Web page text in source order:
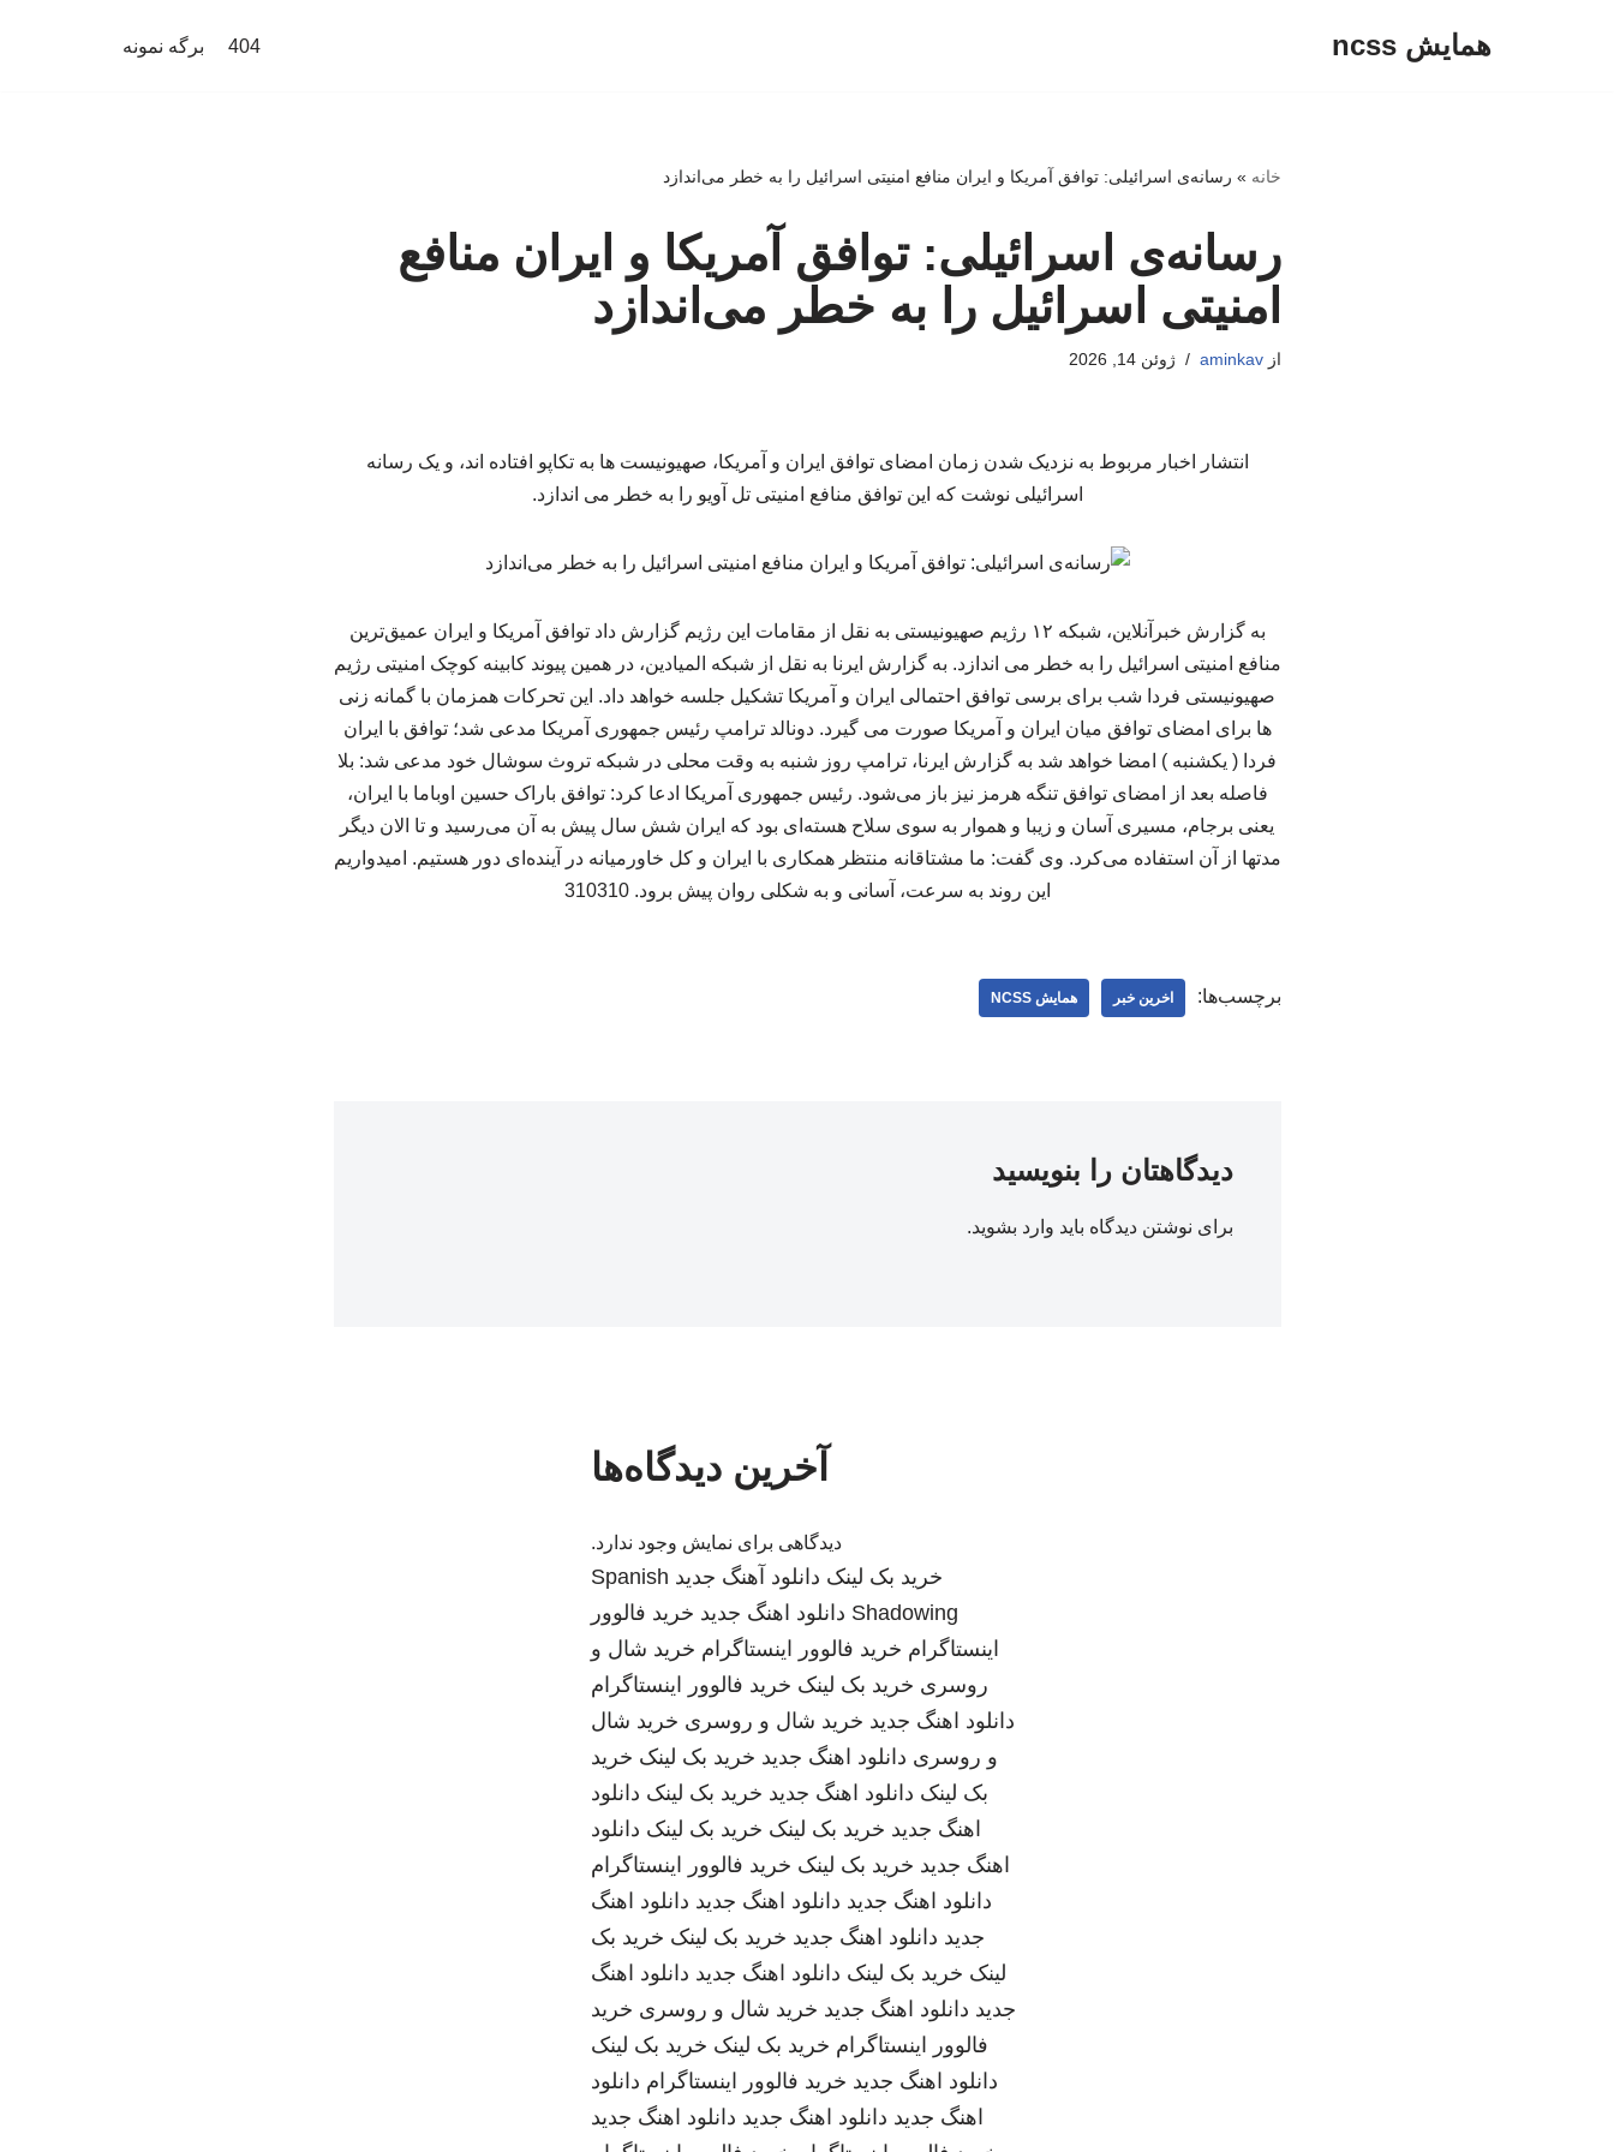
همایش ncss 404 برگه نمونه
خانه » رسانه‌ی اسرائیلی: توافق آمریکا و ایران منافع امنیتی اسرائیل را به خطر می‌اندازد
رسانه‌ی اسرائیلی: توافق آمریکا و ایران منافع
امنیتی اسرائیل را به خطر می‌اندازد
ازaminkav ژوئن 14, 2026
انتشار اخبار مربوط به نزدیک شدن زمان امضای توافق ایران و آمریکا، صهیونیست ها به تکاپو افتاده اند، و یک رسانه
اسرائیلی نوشت که این توافق منافع امنیتی تل آویو را به خطر می اندازد.
به گزارش خبرآنلاین، شبکه ۱۲ رژیم صهیونیستی به نقل از مقامات این رژیم گزارش داد توافق آمریکا و ایران عمیق‌ترین
منافع امنیتی اسرائیل را به خطر می اندازد. به گزارش ایرنا به نقل از شبکه المیادین، در همین پیوند کابینه کوچک امنیتی رژیم
صهیونیستی فردا شب برای برسی توافق احتمالی ایران و آمریکا تشکیل جلسه خواهد داد. این تحرکات همزمان با گمانه زنی
ها برای امضای توافق میان ایران و آمریکا صورت می گیرد. دونالد ترامپ رئیس جمهوری آمریکا مدعی شد؛ توافق با ایران
فردا ( یکشنبه ) امضا خواهد شد به گزارش ایرنا، ترامپ روز شنبه به وقت محلی در شبکه تروث سوشال خود مدعی شد: بلا
فاصله بعد از امضای توافق تنگه هرمز نیز باز می‌شود. رئیس جمهوری آمریکا ادعا کرد: توافق باراک حسین اوباما با ایران،
یعنی برجام، مسیری آسان و زیبا و هموار به سوی سلاح هسته‌ای بود که ایران شش سال پیش به آن می‌رسید و تا الان دیگر
مدتها از آن استفاده می‌کرد. وی گفت: ما مشتاقانه منتظر همکاری با ایران و کل خاورمیانه در آینده‌ای دور هستیم. امیدواریم
این روند به سرعت، آسانی و به شکلی روان پیش برود. 310310
برچسب‌ها: اخرین خبر همایش NCSS
دیدگاهتان را بنویسید
برای نوشتن دیدگاه باید وارد بشوید.
آخرین دیدگاه‌ها
دیدگاهی برای نمایش وجود ندارد.
خرید بک لینک دانلود آهنگ جدید Spanish
Shadowing دانلود اهنگ جدید خرید فالوور
اینستاگرام خرید فالوور اینستاگرام خرید شال و
روسری خرید بک لینک خرید فالوور اینستاگرام
دانلود اهنگ جدید خرید شال و روسری خرید شال
و روسری دانلود اهنگ جدید خرید بک لینک خرید
بک لینک دانلود اهنگ جدید خرید بک لینک دانلود
اهنگ جدید خرید بک لینک خرید بک لینک دانلود
اهنگ جدید خرید بک لینک خرید فالوور اینستاگرام
دانلود اهنگ جدید دانلود اهنگ جدید دانلود اهنگ
جدید دانلود اهنگ جدید خرید بک لینک خرید بک
لینک خرید بک لینک دانلود اهنگ جدید دانلود اهنگ
جدید دانلود اهنگ جدید خرید شال و روسری خرید
فالوور اینستاگرام خرید بک لینک خرید بک لینک
دانلود اهنگ جدید خرید فالوور اینستاگرام دانلود
اهنگ جدید دانلود اهنگ جدید دانلود اهنگ جدید